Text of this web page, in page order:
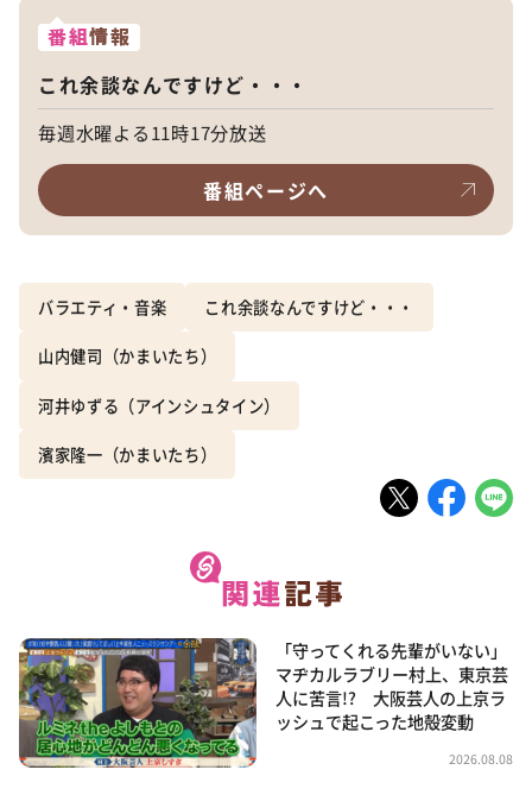
番組情報
これ余談なんですけど・・・
毎週水曜よる11時17分放送
番組ページへ
バラエティ・音楽 これ余談なんですけど・・・
山内健司（かまいたち）
河井ゆずる（アインシュタイン）
濱家隆一（かまいたち）
「守ってくれる先輩がいない」
マヂカルラブリー村上、東京芸
人に苦言!? 大阪芸人の上京ラ
ッシュで起こった地殻変動
2026.08.08